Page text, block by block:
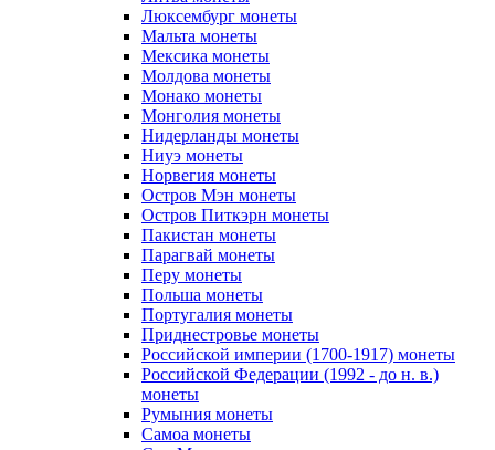
Люксембург монеты
Мальта монеты
Мексика монеты
Молдова монеты
Монако монеты
Монголия монеты
Нидерланды монеты
Ниуэ монеты
Норвегия монеты
Остров Мэн монеты
Остров Питкэрн монеты
Пакистан монеты
Парагвай монеты
Перу монеты
Польша монеты
Португалия монеты
Приднестровье монеты
Российской империи (1700-1917) монеты
Российской Федерации (1992 - до н. в.)
монеты
Румыния монеты
Самоа монеты